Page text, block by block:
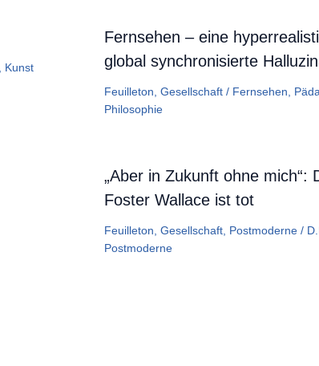
Kunst
Fernsehen – eine
global synchronisierte
Feuilleton Gesellschaft/ Fernsehen
Philosophie
„Aber in Zukunft ohne mich“:
Foster Wallace ist tot
Feuilleton Gesellschaft, Postmoderne/
Postmoderne